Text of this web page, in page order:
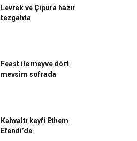
Levrek ve Çipura hazır
tezgahta
Feast ile meyve dört
mevsim sofrada
Kahvaltı keyfi Ethem
Efendi’de